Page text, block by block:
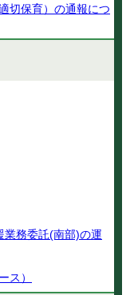
切保育）の通報につ
業務委託(南部)の運
ス）